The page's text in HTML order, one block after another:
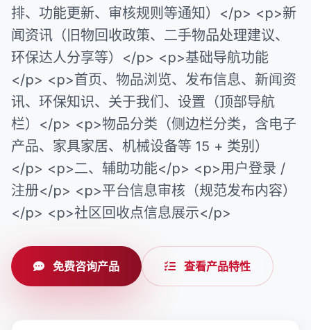
排、功能更新、审核规则等通知）</p> <p>新
闻资讯（旧物回收政策、二手物品处理建议、
环保达人分享等）</p> <p>基础导航功能
</p> <p>首页、物品浏览、发布信息、新闻资
讯、环保知识、关于我们、设置（顶部导航
栏）</p> <p>物品分类（侧边栏分类，含电子
产品、家具家居、机械设备等 15 + 类别）
</p> <p>二、辅助功能</p> <p>用户登录 /
注册</p> <p>平台信息审核（规范发布内容）
</p> <p>社区回收点信息展示</p>
免费咨询产品 查看产品特性